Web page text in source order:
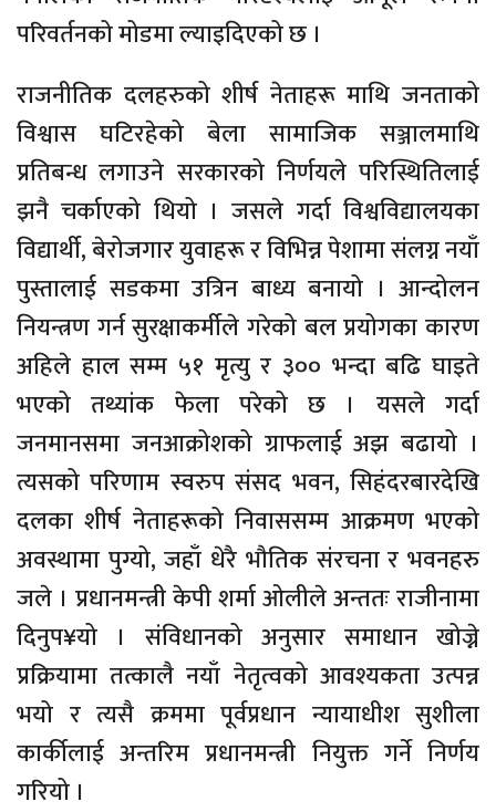
परिवर्तनको मोडमा ल्याइदिएको छ ।
राजनीतिक दलहरुको शीर्ष नेताहरू माथि जनताको
विश्वास घटिरहेको बेला सामाजिक सञ्जालमाथि
प्रतिबन्ध लगाउने सरकारको निर्णयले परिस्थितिलाई
झनै चर्काएको थियो । जसले गर्दा विश्वविद्यालयका
विद्यार्थी, बेरोजगार युवाहरू र विभिन्न पेशामा संलग्न नयाँ
पुस्तालाई सडकमा उत्रिन बाध्य बनायो । आन्दोलन
नियन्त्रण गर्न सुरक्षाकर्मीले गरेको बल प्रयोगका कारण
अहिले हाल सम्म ५१ मृत्यु र ३०० भन्दा बढि घाइते
भएको तथ्यांक फेला परेको छ । यसले गर्दा
जनमानसमा जनआक्रोशको ग्राफलाई अझ बढायो ।
त्यसको परिणाम स्वरुप संसद भवन, सिहंदरबारदेखि
दलका शीर्ष नेताहरूको निवाससम्म आक्रमण भएको
अवस्थामा पुग्यो, जहाँ धेरै भौतिक संरचना र भवनहरु
जले । प्रधानमन्त्री केपी शर्मा ओलीले अन्ततः राजीनामा
दिनुप¥यो । संविधानको अनुसार समाधान खोज्ने
प्रक्रियामा तत्कालै नयाँ नेतृत्वको आवश्यकता उत्पन्न
भयो र त्यसै क्रममा पूर्वप्रधान न्यायाधीश सुशीला
कार्कीलाई अन्तरिम प्रधानमन्त्री नियुक्त गर्ने निर्णय
गरियो ।